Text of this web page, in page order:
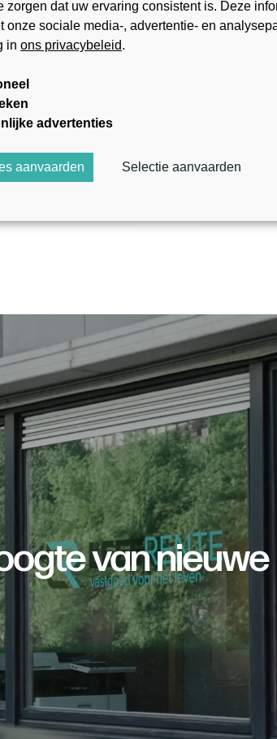
van nieuwe
zorgen dat uw ervaring consistent is. Deze
onze sociale media-, advertentie- en
in ons privacybeleid.
advertenties
aanvaarden Selectie aanvaarden